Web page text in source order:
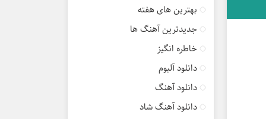
بهترین های هفته
جدیدترین آهنگ ها
خاطره انگیز
دانلود آلبوم
دانلود آهنگ
دانلود آهنگ شاد